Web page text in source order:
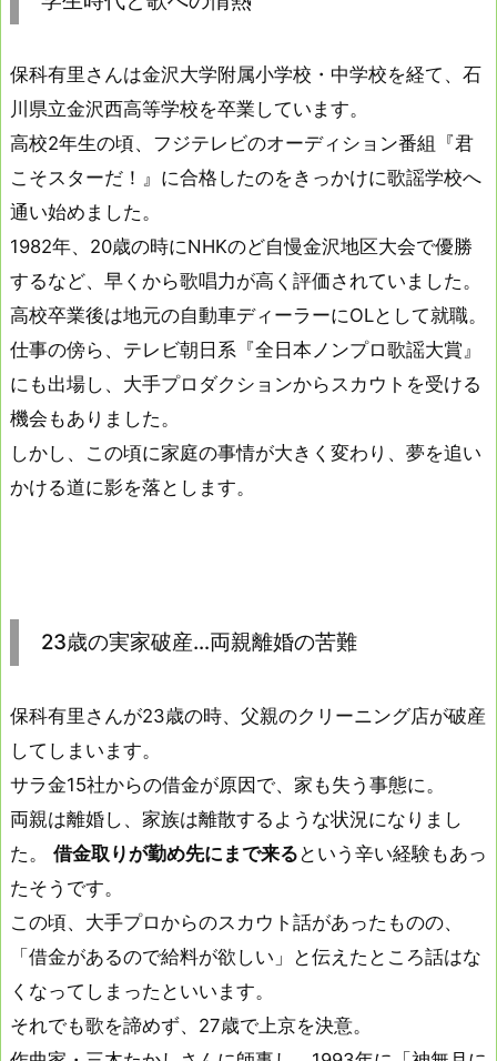
保科有里さんは金沢大学附属小学校・中学校を経て、石
川県立金沢西高等学校を卒業しています。
高校2年生の頃、フジテレビのオーディション番組『君
こそスターだ！』に合格したのをきっかけに歌謡学校へ
通い始めました。
1982年、20歳の時にNHKのど自慢金沢地区大会で優勝
するなど、早くから歌唱力が高く評価されていました。
高校卒業後は地元の自動車ディーラーにOLとして就職。
仕事の傍ら、テレビ朝日系『全日本ノンプロ歌謡大賞』
にも出場し、大手プロダクションからスカウトを受ける
機会もありました。
しかし、この頃に家庭の事情が大きく変わり、夢を追い
かける道に影を落とします。
23歳の実家破産…両親離婚の苦難
保科有里さんが23歳の時、父親のクリーニング店が破産
してしまいます。
サラ金15社からの借金が原因で、家も失う事態に。
両親は離婚し、家族は離散するような状況になりまし
た。 借金取りが勤め先にまで来る という辛い経験もあっ
たそうです。
この頃、大手プロからのスカウト話があったものの、
「借金があるので給料が欲しい」と伝えたところ話はな
くなってしまったといいます。
それでも歌を諦めず、27歳で上京を決意。